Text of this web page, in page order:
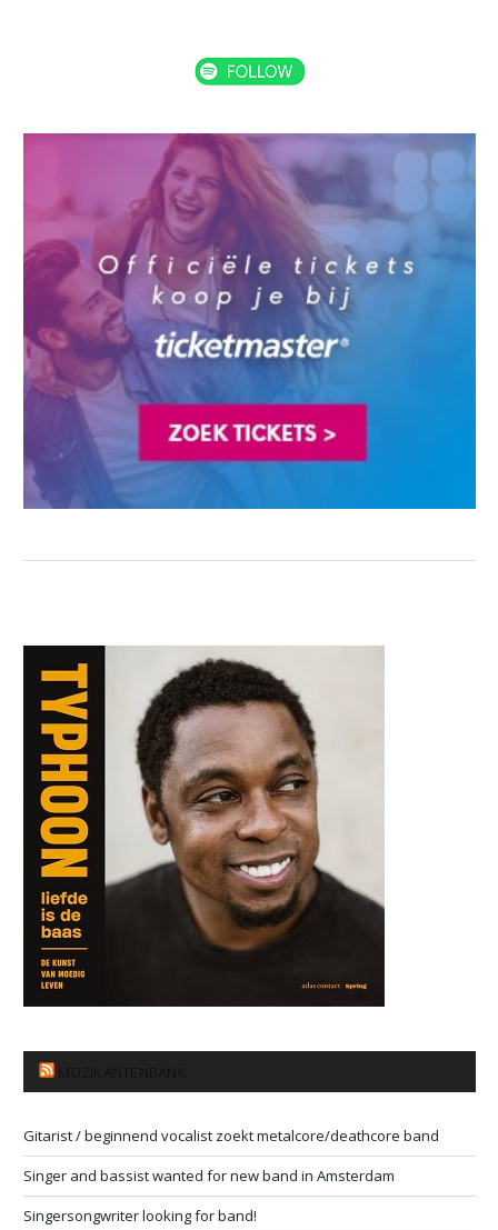
Gitarist / beginnend vocalist zoekt metalcore/deathcore band
Singer and bassist wanted for new band in Amsterdam
Singersongwriter looking for band!